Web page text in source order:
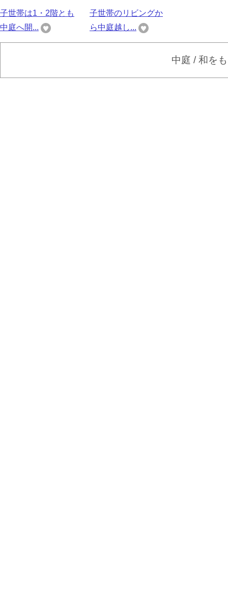
子世帯は1・2階とも
中庭へ開...
子世帯のリビングか
ら中庭越し...
中庭 / 和を